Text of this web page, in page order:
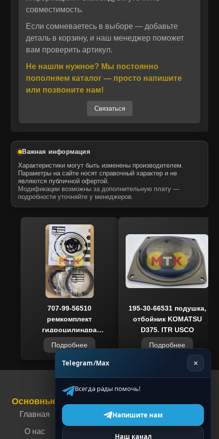
Отправить
Политика конфиденциальности
Отправить
Даю своё согласие на обработку персональных данных.
Политика конфиденциальности
Производство запчастей ITR USCO
соответствует строгим европейским
стандартам качества. Комплект 707-99-56510
изготавливается из износостойких
материалов, устойчивых к высокому
давлению и перепадам температур. Это
аналог оригинальных комплектующих
Komatsu, обеспечивающий точную посадку и
длительный срок службы. Запчасти MTK и
ITR USCO гарантируют совместимость с
соотношение цены и надёжности.
можно у нас — мы являемся официальным
дистрибьютором бренда в России. Все
комплектующие поставляются с
сертификатами подлинности, что исключает
риск приобретения подделок. Быстрая
отгрузка со склада и доставка по всей
территории РФ позволяют оперативно
восстанавливать технику и минимизировать
простои.
совместимость.
Если сомневаетесь в выборе — добавьте
деталь в корзину, и наш менеджер поможет
вам проверить артикул.
Не нашли нужное? Мы постоянно
пополняем каталог — просто напишите
или позвоните нам!
Связаться
Важная информация
Характеристики могут быть изменены производителем.
Параметры на сайте носят справочный характер и не
являются публичной офертой.
Модификации возможны за дополнительную плату —
подробности уточняйте у менеджеров.
707-99-56510
ремкомплект
гидроцилиндра
подъёма отвала
KOMATSU D375, ITR
USCO
Подробнее
195-30-66531 подушка,
отбойник KOMATSU
D375, ITR USCO
Подробнее
Основные
Главная
О нас
г. Москва, ул.
Энергетическая,
Telegram/Max ✕
Всегда рады помочь!
Напишите нам
Наш канал